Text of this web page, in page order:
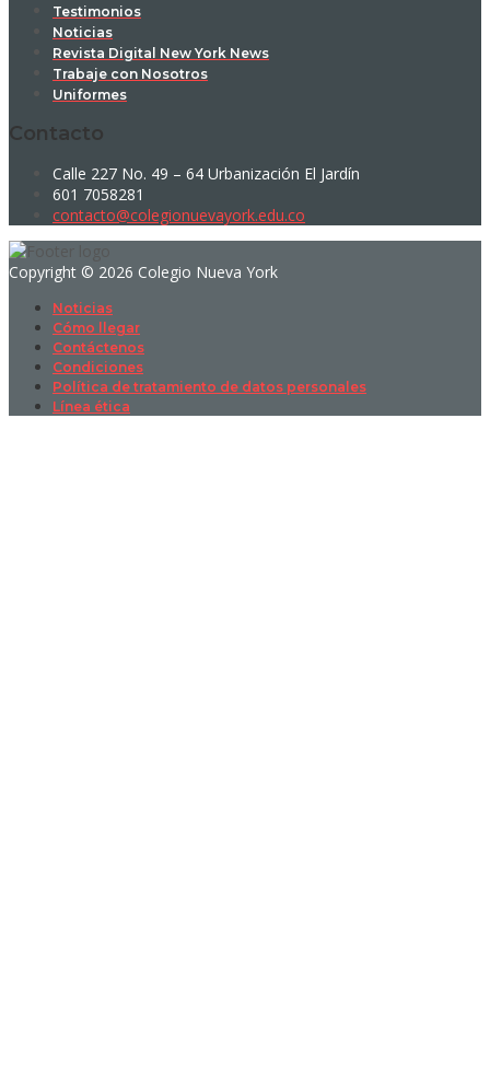
Testimonios
Noticias
Revista Digital New York News
Trabaje con Nosotros
Uniformes
Contacto
Calle 227 No. 49 – 64 Urbanización El Jardín
601 7058281
contacto@colegionuevayork.edu.co
Copyright © 2026 Colegio Nueva York
Noticias
Cómo llegar
Contáctenos
Condiciones
Política de tratamiento de datos personales
Línea ética